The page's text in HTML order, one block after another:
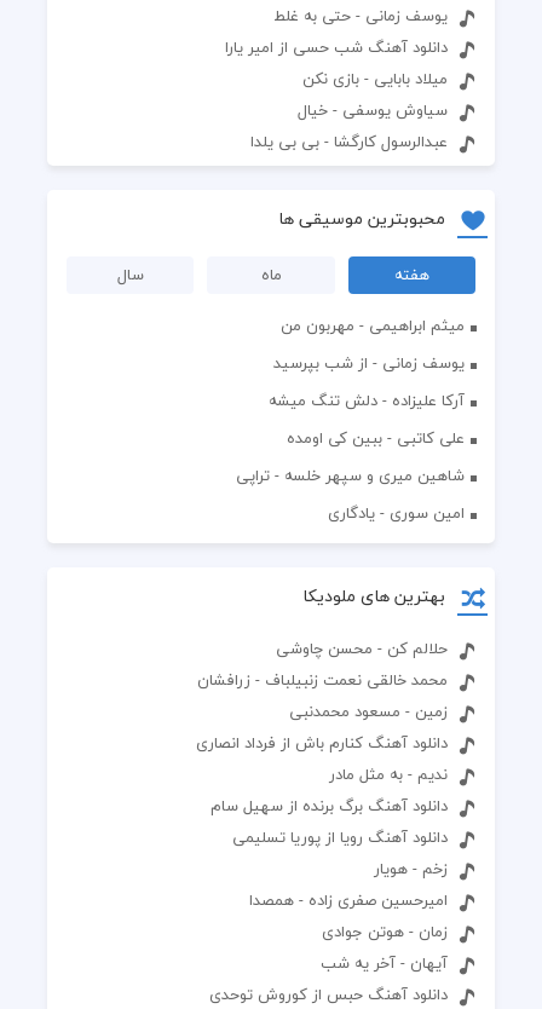
یوسف زمانی - حتی به غلط
دانلود آهنگ شب حسی از امیر یارا
میلاد بابایی - بازی نکن
سیاوش یوسفی - خیال
عبدالرسول کارگشا - بی بی یلدا
محبوبترین موسیقی ها
هفته ماه
سال
میثم ابراهیمی - مهربون من
یوسف زمانی - از شب بپرسید
آرکا علیزاده - دلش تنگ میشه
علی کاتبی - ببین کی اومده
شاهین میری و سپهر خلسه - تراپی
امین سوری - یادگاری
بهترین های ملودیکا
حلالم کن - محسن چاوشی
محمد خالقی نعمت زنبیلباف - زرافشان
زمین - مسعود محمدنبی
دانلود آهنگ کنارم باش از فرداد انصاری
ندیم - به مثل مادر
دانلود آهنگ برگ برنده از سهیل سام
دانلود آهنگ رویا از پوریا تسلیمی
زخم - هویار
امیرحسین صفری زاده - همصدا
زمان - هوتن جوادی
آیهان - آخر یه شب
دانلود آهنگ حبس از کوروش توحدی